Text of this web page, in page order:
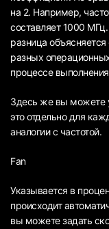
на 2. Например,
составляет 1000
разница
разных
процессе
Здесь же вы можете
это отдельно для
аналогии с частотой.
Fan
Указывается в
происходит
вы можете задать